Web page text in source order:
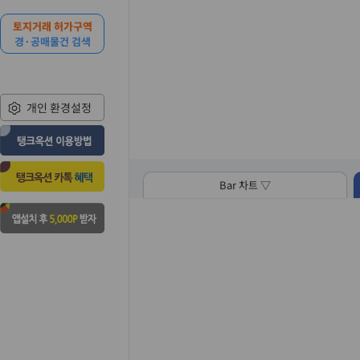
토지거래 허가구역
경·공매물건 검색
개인 환경설정
Bar 차트